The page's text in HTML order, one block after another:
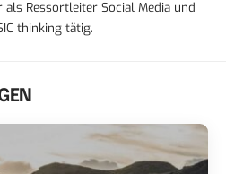
als Ressortleiter Social Media und
thinking tätig.